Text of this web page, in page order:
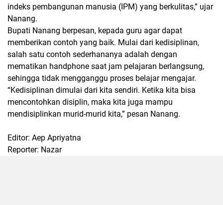
indeks pembangunan manusia (IPM) yang berkulitas,” ujar
Nanang.
Bupati Nanang berpesan, kepada guru agar dapat
memberikan contoh yang baik. Mulai dari kedisiplinan,
salah satu contoh sederhananya adalah dengan
mematikan handphone saat jam pelajaran berlangsung,
sehingga tidak mengganggu proses belajar mengajar.
“Kedisiplinan dimulai dari kita sendiri. Ketika kita bisa
mencontohkan disiplin, maka kita juga mampu
mendisiplinkan murid-murid kita,” pesan Nanang.
Editor: Aep Apriyatna
Reporter: Nazar